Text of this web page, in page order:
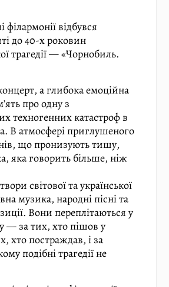
філармонії відбувся
до 40-х роковин
трагедії — «Чорнобиль.
а глибока емоційна
про одну з
техногенних катастроф в
В атмосфері приглушеного
що пронизують тишу,
яка говорить більше, ніж
світової та української
музика, народні пісні та
Вони переплітаються у
— за тих, хто пішов у
хто постраждав, і за
подібні трагедії не